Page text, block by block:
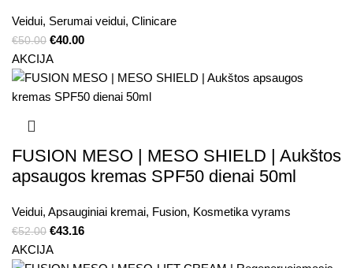
Veidui, Serumai veidui, Clinicare
€50.00 €40.00
AKCIJA
FUSION MESO | MESO SHIELD | Aukštos
apsaugos kremas SPF50 dienai 50ml
Veidui, Apsauginiai kremai, Fusion, Kosmetika vyrams
€52.00 €43.16
AKCIJA